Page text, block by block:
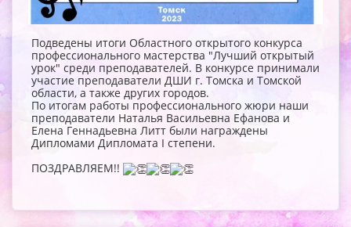
Подведены итоги Областного открытого конкурса
профессионального мастерства "Лучший открытый
урок" среди преподавателей. В конкурсе принимали
участие преподаватели ДШИ г. Томска и Томской
области, а также других городов.
По итогам работы профессионального жюри наши
преподаватели Наталья Васильевна Ефанова и
Елена Геннадьевна Литт были награждены
Дипломами Дипломата I степени.
ПОЗДРАВЛЯЕМ!!